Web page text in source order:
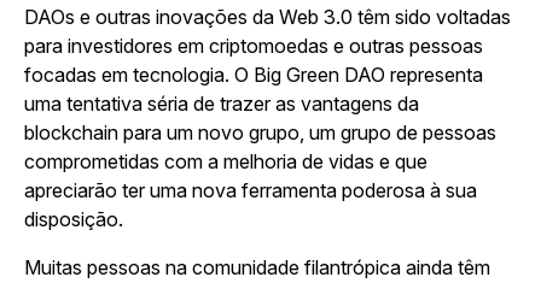
DAOs e outras inovações da Web 3.0 têm sido voltadas
para investidores em criptomoedas e outras pessoas
focadas em tecnologia. O Big Green DAO representa
uma tentativa séria de trazer as vantagens da
blockchain para um novo grupo, um grupo de pessoas
comprometidas com a melhoria de vidas e que
apreciarão ter uma nova ferramenta poderosa à sua
disposição.
Muitas pessoas na comunidade filantrópica ainda têm